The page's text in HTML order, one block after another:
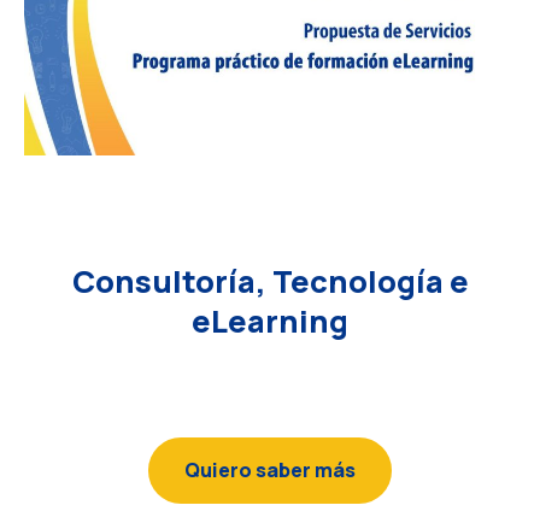
Consultoría, Tecnología e
eLearning
Quiero saber más